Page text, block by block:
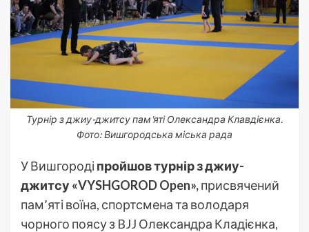
Турнір з джиу-джитсу пам'яті Олександра Клавдієнка.
Фото: Вишгородська міська рада
У Вишгороді пройшов турнір з джиу-
джитсу «VYSHGOROD Open»,присвячений
пам’яті воїна, спортсмена та володаря
чорного поясу з BJJ Олександра Кладієнка,